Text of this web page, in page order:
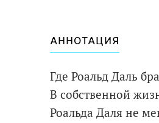
АННОТАЦИЯ
Где Роальд Даль
В собственной
Роальда Даля не